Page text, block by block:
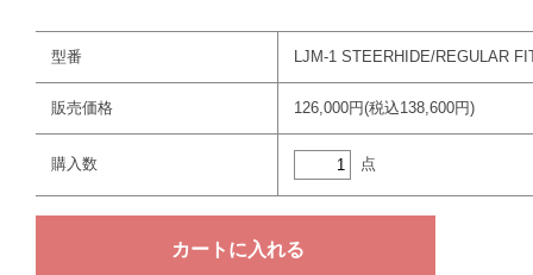
型番 LJM-1 STEERHIDE/REGULAR
販売価格 126,000円(税込138,600円)
購入数 点